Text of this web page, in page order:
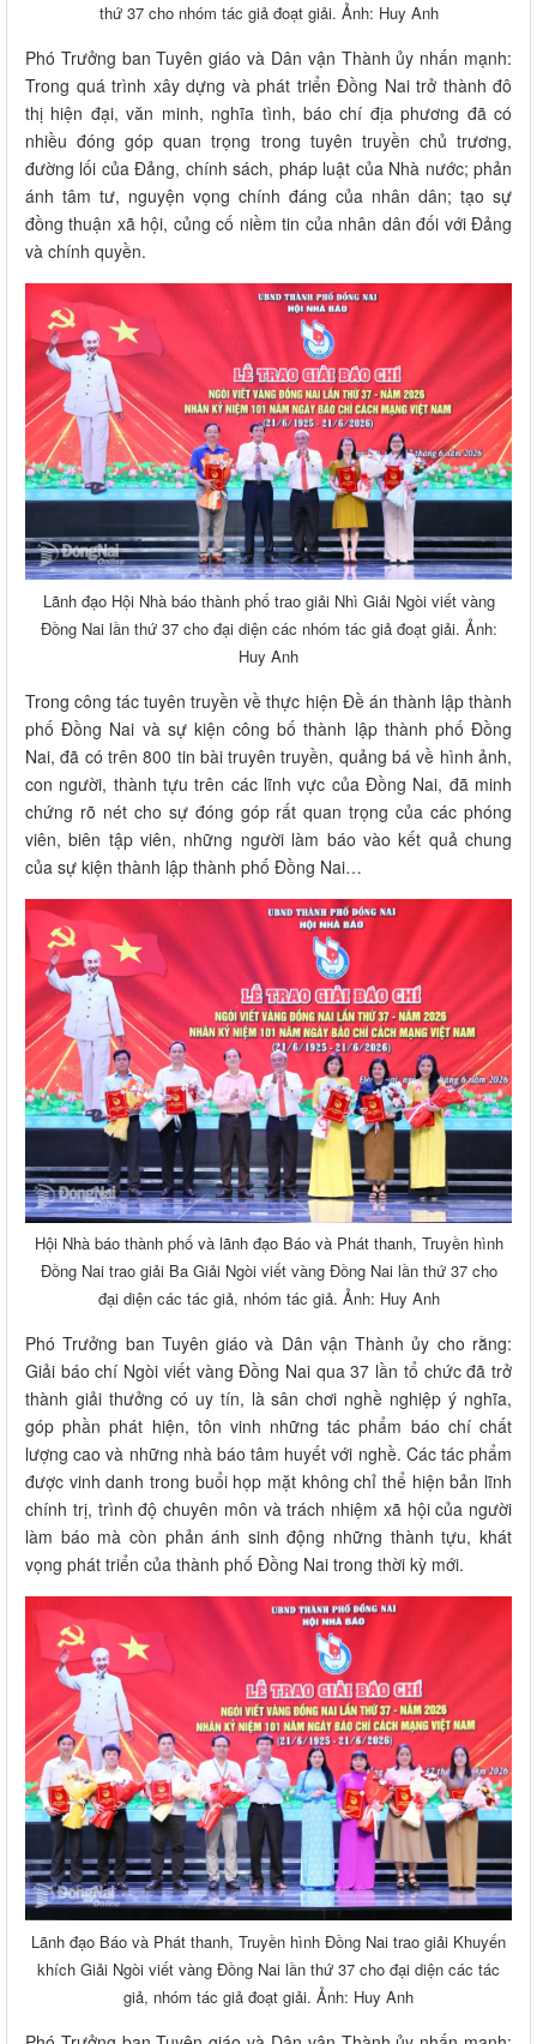
thứ 37 cho nhóm tác giả đoạt giải. Ảnh: Huy Anh
Phó Trưởng ban Tuyên giáo và Dân vận Thành ủy nhấn mạnh:
Trong quá trình xây dựng và phát triển Đồng Nai trở thành đô
thị hiện đại, văn minh, nghĩa tình, báo chí địa phương đã có
nhiều đóng góp quan trọng trong tuyên truyền chủ trương,
đường lối của Đảng, chính sách, pháp luật của Nhà nước; phản
ánh tâm tư, nguyện vọng chính đáng của nhân dân; tạo sự
đồng thuận xã hội, củng cố niềm tin của nhân dân đối với Đảng
và chính quyền.
Lãnh đạo Hội Nhà báo thành phố trao giải Nhì Giải Ngòi viết vàng
Đồng Nai lần thứ 37 cho đại diện các nhóm tác giả đoạt giải. Ảnh:
Huy Anh
Trong công tác tuyên truyền về thực hiện Đề án thành lập thành
phố Đồng Nai và sự kiện công bố thành lập thành phố Đồng
Nai, đã có trên 800 tin bài truyên truyền, quảng bá về hình ảnh,
con người, thành tựu trên các lĩnh vực của Đồng Nai, đã minh
chứng rõ nét cho sự đóng góp rất quan trọng của các phóng
viên, biên tập viên, những người làm báo vào kết quả chung
của sự kiện thành lập thành phố Đồng Nai…
Hội Nhà báo thành phố và lãnh đạo Báo và Phát thanh, Truyền hình
Đồng Nai trao giải Ba Giải Ngòi viết vàng Đồng Nai lần thứ 37 cho
đại diện các tác giả, nhóm tác giả. Ảnh: Huy Anh
Phó Trưởng ban Tuyên giáo và Dân vận Thành ủy cho rằng:
Giải báo chí Ngòi viết vàng Đồng Nai qua 37 lần tổ chức đã trở
thành giải thưởng có uy tín, là sân chơi nghề nghiệp ý nghĩa,
góp phần phát hiện, tôn vinh những tác phẩm báo chí chất
lượng cao và những nhà báo tâm huyết với nghề. Các tác phẩm
được vinh danh trong buổi họp mặt không chỉ thể hiện bản lĩnh
chính trị, trình độ chuyên môn và trách nhiệm xã hội của người
làm báo mà còn phản ánh sinh động những thành tựu, khát
vọng phát triển của thành phố Đồng Nai trong thời kỳ mới.
Lãnh đạo Báo và Phát thanh, Truyền hình Đồng Nai trao giải Khuyến
khích Giải Ngòi viết vàng Đồng Nai lần thứ 37 cho đại diện các tác
giả, nhóm tác giả đoạt giải. Ảnh: Huy Anh